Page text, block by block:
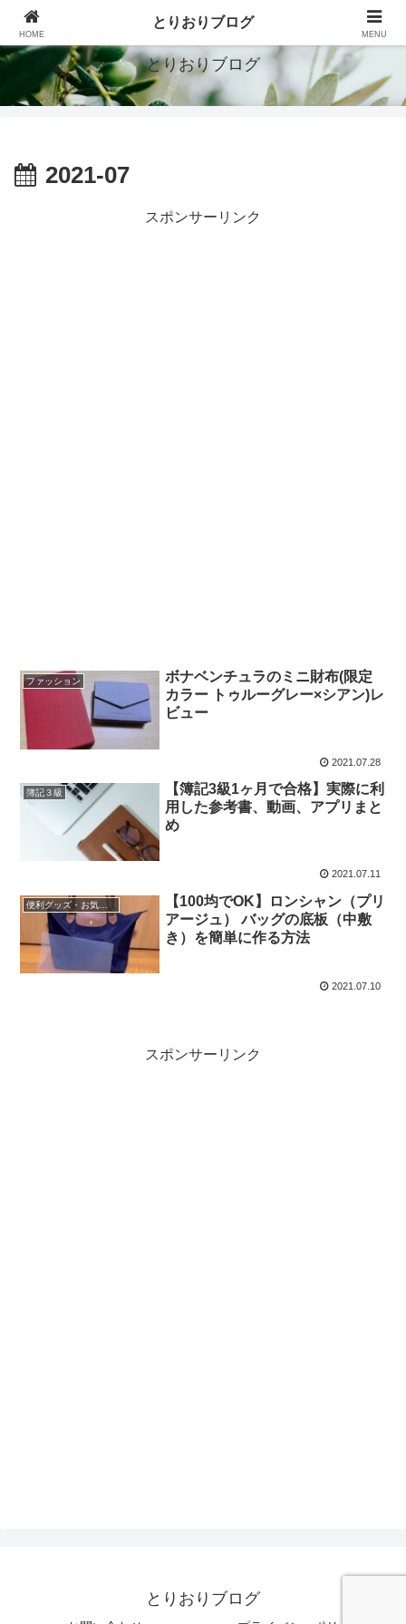
シンプルで豊かな暮らしを目指す
とりおりブログ
2021-07
スポンサーリンク
ファッション
ボナベンチュラのミニ財布(限定
カラー トゥルーグレー×シアン)レ
ビュー
2021.07.28
簿記３級
【簿記3級1ヶ月で合格】実際に利
用した参考書、動画、アプリまと
め
2021.07.11
便利グッズ・お気に入り小物
【100均でOK】ロンシャン（プリ
アージュ） バッグの底板（中敷
き）を簡単に作る方法
2021.07.10
スポンサーリンク
とりおりブログ
HOME
とりおりブログ
MENU